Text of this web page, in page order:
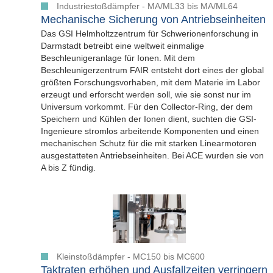
Industriestoßdämpfer - MA/ML33 bis MA/ML64
Mechanische Sicherung von Antriebseinheiten
Das GSI Helmholtzzentrum für Schwerionenforschung in
Darmstadt betreibt eine weltweit einmalige
Beschleunigeranlage für Ionen. Mit dem
Beschleunigerzentrum FAIR entsteht dort eines der global
größten Forschungsvorhaben, mit dem Materie im Labor
erzeugt und erforscht werden soll, wie sie sonst nur im
Universum vorkommt. Für den Collector-Ring, der dem
Speichern und Kühlen der Ionen dient, suchten die GSI-
Ingenieure stromlos arbeitende Komponenten und einen
mechanischen Schutz für die mit starken Linearmotoren
ausgestatteten Antriebseinheiten. Bei ACE wurden sie von
A bis Z fündig.
Kleinstoßdämpfer - MC150 bis MC600
Taktraten erhöhen und Ausfallzeiten verringern